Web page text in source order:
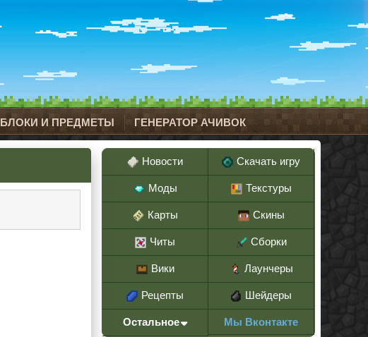
БЛОКИ И ПРЕДМЕТЫ ГЕНЕРАТОР АЧИВОК
Новости Скачать игру
Моды Текстуры
Карты Скины
Читы Сборки
Вики Лаунчеры
Рецепты Шейдеры
Остальное Мы Вконтакте